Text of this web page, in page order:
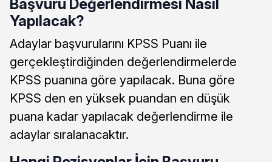
Başvuru Değerlendirmesi Nasıl
Yapılacak?
Adaylar başvurularını KPSS Puanı ile
gerçekleştirdiğinden değerlendirmelerde
KPSS puanına göre yapılacak. Buna göre
KPSS den en yüksek puandan en düşük
puana kadar yapılacak değerlendirme ile
adaylar sıralanacaktır.